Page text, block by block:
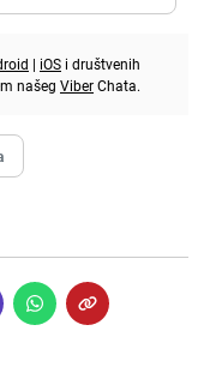
| iOS i društvenih
našeg ViberChata.